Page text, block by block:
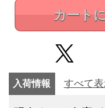
カート
入荷情報 すべて